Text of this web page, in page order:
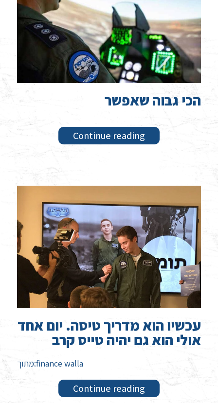
הכי גבוה שאפשר
Continue reading
עכשיו הוא מדריך טיסה. יום אחד
אולי הוא גם יהיה טייס קרב
מתוך:finance walla
Continue reading